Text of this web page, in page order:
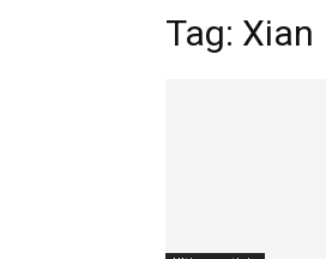
Tag: Xian